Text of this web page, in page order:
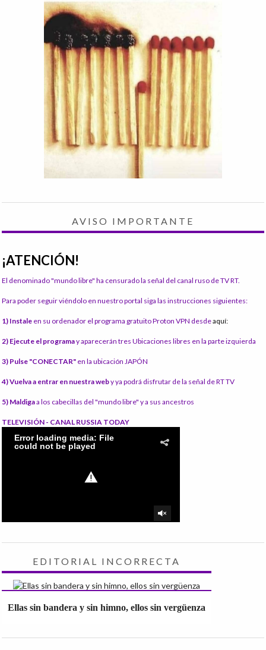
AVISO IMPORTANTE
¡ATENCIÓN!
El denominado "mundo libre" ha censurado la señal del canal ruso de TV RT.
Para poder seguir viéndolo en nuestro portal siga las instrucciones siguientes:
1) Instale en su ordenador el programa gratuito Proton VPN desdeaquí:
2) Ejecute el programay aparecerán tres Ubicaciones libres en la parte izquierda
3) Pulse "CONECTAR" en la ubicación JAPÓN
4) Vuelva a entrar en nuestra weby ya podrá disfrutar de la señal de RT TV
5) Maldigaa los cabecillas del "mundo libre" y a sus ancestros
TELEVISIÓN - CANAL RUSSIA TODAY
EDITORIAL INCORRECTA
Ellas sin bandera y sin himno, ellos sin vergüenza